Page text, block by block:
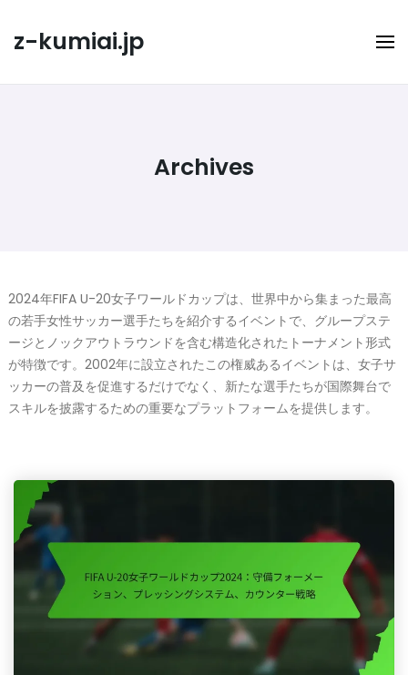
content
z-kumiai.jp
Archives
2024年FIFA U-20女子ワールドカップは、世界中から集まった最高
の若手女性サッカー選手たちを紹介するイベントで、グループステ
ージとノックアウトラウンドを含む構造化されたトーナメント形式
が特徴です。2002年に設立されたこの権威あるイベントは、女子サ
ッカーの普及を促進するだけでなく、新たな選手たちが国際舞台で
スキルを披露するための重要なプラットフォームを提供します。